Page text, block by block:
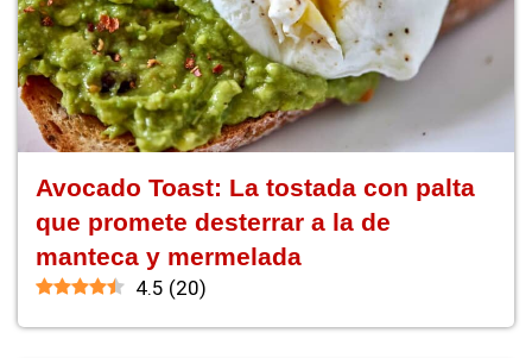
Avocado Toast: La tostada con palta
que promete desterrar a la de
manteca y mermelada
4.5 (20)